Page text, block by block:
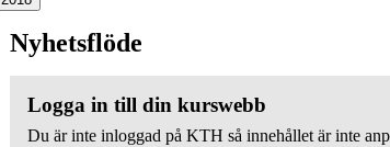
Nyhetsflöde
Logga in till din kurswebb
Du är inte inloggad på KTH så innehållet är inte